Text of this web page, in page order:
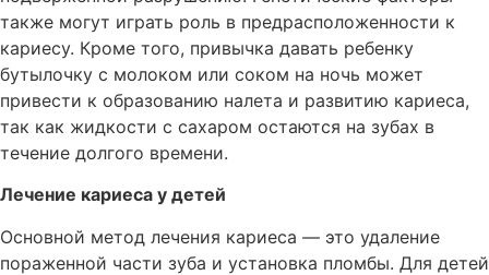
также могут играть роль в предрасположенности к
кариесу. Кроме того, привычка давать ребенку
бутылочку с молоком или соком на ночь может
привести к образованию налета и развитию кариеса,
так как жидкости с сахаром остаются на зубах в
течение долгого времени.
Лечение кариеса у детей
Основной метод лечения кариеса — это удаление
пораженной части зуба и установка пломбы. Для детей